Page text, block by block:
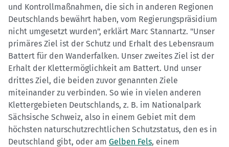
und Kontrollmaßnahmen, die sich in anderen Regionen
Deutschlands bewährt haben, vom Regierungspräsidium
nicht umgesetzt wurden", erklärt Marc Stannartz. "Unser
primäres Ziel ist der Schutz und Erhalt des Lebensraum
Battert für den Wanderfalken. Unser zweites Ziel ist der
Erhalt der Klettermöglichkeit am Battert. Und unser
drittes Ziel, die beiden zuvor genannten Ziele
miteinander zu verbinden. So wie in vielen anderen
Klettergebieten Deutschlands, z. B. im Nationalpark
Sächsische Schweiz, also in einem Gebiet mit dem
höchsten naturschutzrechtlichen Schutzstatus, den es in
Deutschland gibt, oder am Gelben Fels, einem